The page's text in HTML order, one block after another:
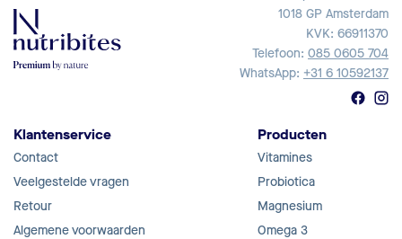
1018 GP Amsterdam
KVK: 66911370
Telefoon: 085 0605 704
WhatsApp: +31 6 10592137
Klantenservice
Contact
Veelgestelde vragen
Retour
Algemene voorwaarden
Producten
Vitamines
Probiotica
Magnesium
Omega 3